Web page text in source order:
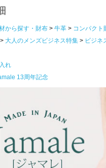
から探す・財布 牛革
コンパクト
大人のメンズビジネス特集
ビジネ
れ
13周年記念